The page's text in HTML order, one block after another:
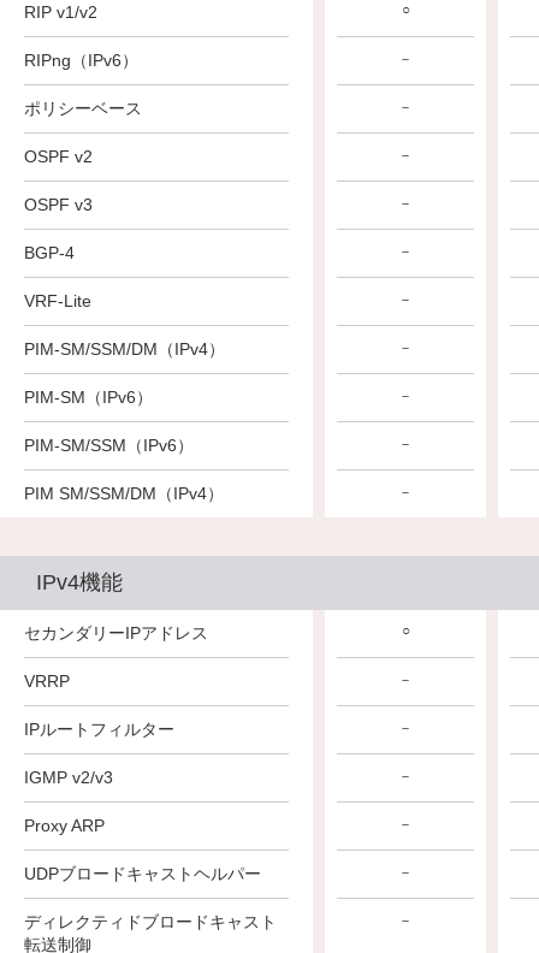
RIP v1/v2
RIPng（IPv6）
ポリシーベース
OSPF v2
OSPF v3
BGP-4
VRF-Lite
PIM-SM/SSM/DM（IPv4）
PIM-SM（IPv6）
PIM-SM/SSM（IPv6）
PIM SM/SSM/DM（IPv4）
○
－
－
－
－
－
－
－
－
－
－
○
－
－
－
－
－
－
－
－
－
－
IPv4機能
セカンダリーIPアドレス
VRRP
IPルートフィルター
IGMP v2/v3
Proxy ARP
UDPブロードキャストヘルパー
ディレクティドブロードキャスト
転送制御
○
－
－
－
－
－
－
－
－
○
－
－
－
－
－
－